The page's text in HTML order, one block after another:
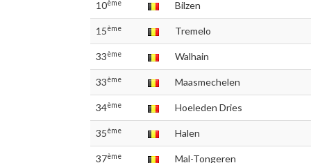
10ème Bilzen
15ème Tremelo
33ème Walhain
33ème Maasmechelen
34ème Hoeleden Dries
35ème Halen
37ème Mal-Tongeren